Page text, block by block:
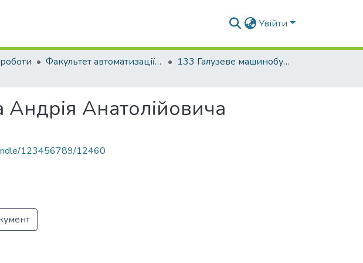
Увійти
Факультет автоматизації і інформаційних технологій
133 Галузеве машинобудування
Андрія Анатолійовича
123456789/12460